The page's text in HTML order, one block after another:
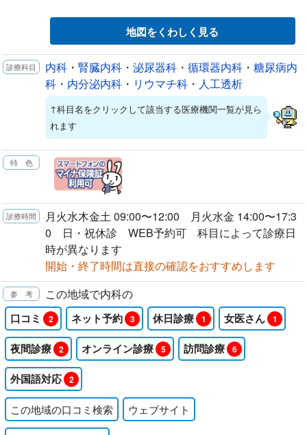
地図をくわしく見る
内科 ・ 腎臓内科 ・ 泌尿器科 ・ 循環器内科 ・ 糖尿病内
科 ・ 内分泌内科 ・ リウマチ科 ・ 人工透析
↑科目名をクリックして該当する医療機関一覧が見ら
れます
月火水木金土 09:00〜12:00 月火水金 14:00〜17:3
0 日・祝休診 WEB予約可 科目によって診療日
時が異なります
開始・終了時間は直接の確認をおすすめします
この地域で内科の
口コミ 2 ネット予約 3 休日診療 1 女医さん 1
夜間診療 2 オンライン診療 5 訪問診療 6
外国語対応 2
この地域の口コミ検索 ウェブサイト